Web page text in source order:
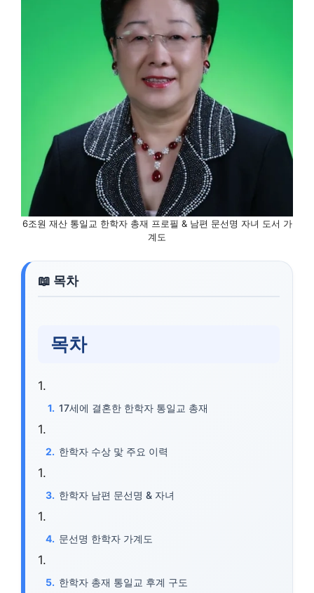
6조원 재산 통일교 한학자 총재 프로필 & 남편 문선명 자녀 도서 가
계도
목차
17세에 결혼한 한학자 통일교 총재
한학자 수상 맟 주요 이력
한학자 남편 문선명 & 자녀
문선명 한학자 가계도
한학자 총재 통일교 후계 구도